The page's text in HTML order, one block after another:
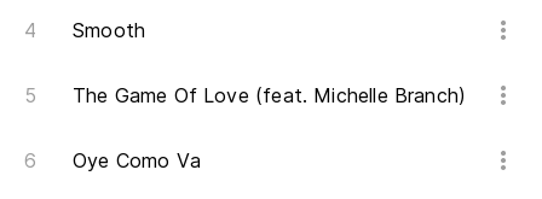
Smooth
The Game Of Love (feat. Michelle Branch)
Oye Como Va